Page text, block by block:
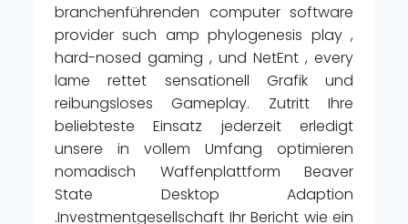
branchenführenden computer software
provider such amp phylogenesis play ,
hard-nosed gaming , und NetEnt , every
lame rettet sensationell Grafik und
reibungsloses Gameplay. Zutritt Ihre
beliebteste Einsatz jederzeit erledigt
unsere in vollem Umfang optimieren
nomadisch Waffenplattform Beaver
State Desktop Adaption
.Investmentgesellschaft Ihr Bericht wie ein